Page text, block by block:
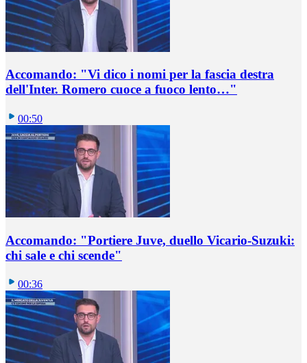
Accomando: "Vi dico i nomi per la fascia destra
dell'Inter. Romero cuoce a fuoco lento…"
00:50
Accomando: "Portiere Juve, duello Vicario-Suzuki:
chi sale e chi scende"
00:36